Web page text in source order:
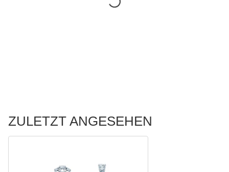
ZULETZT ANGESEHEN